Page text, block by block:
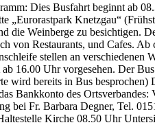
Dies Busfahrt beginnt ab
„Eurorastpark Knetzgau“
die Weinberge zu
von Restaurants, und Cafes.
stellen an
16.00 Uhr vorgesehen. Der
wird bereits in Bus
Bankkonto des
bei Fr. Barbara Degner, Tel.
Kirche 08.50 Uhr